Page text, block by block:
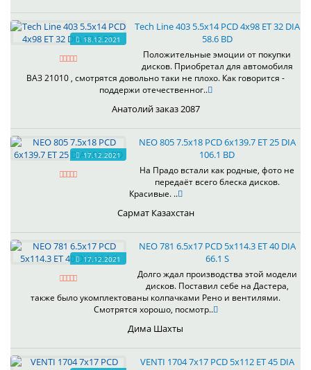
18.12.2021
Tech Line 403 5.5x14 PCD 4x98 ET 32 DIA
58.6 BD
Положительные эмоции от покупки
дисков. Приобретал для автомобиля
ВАЗ 21010 , смотрятся довольно таки не плохо. Как говорится -
поддержи отечественног..
Анатолий заказ 2087
17.12.2021
NEO 805 7.5x18 PCD 6x139.7 ET 25 DIA
106.1 BD
На Прадо встали как родные, фото не
передаёт всего блеска дисков.
Красивые. ..
Сармат Казахстан
17.12.2021
NEO 781 6.5x17 PCD 5x114.3 ET 40 DIA
66.1 S
Долго ждал производства этой модели
дисков. Поставил себе на Дастера,
также было укомплектованы колпачками Рено и вентилями.
Смотрятся хорошо, посмотр..
Дима Шахты
VENTI 1704 7x17 PCD 5x112 ET 45 DIA